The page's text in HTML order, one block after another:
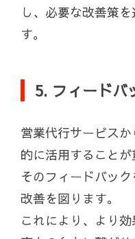
し、必要な改善策
す。
5. フィードバ
営業代行サービス
的に活用することが
そのフィードバック
改善を図ります。
これにより、より効